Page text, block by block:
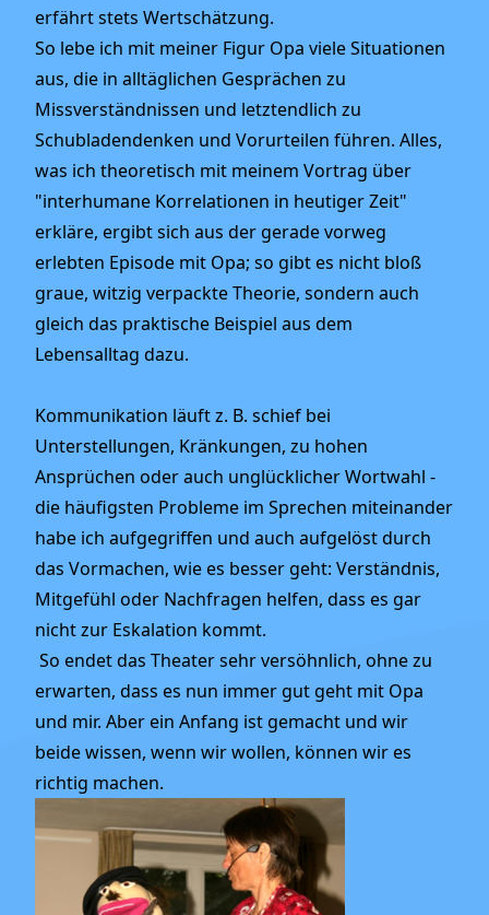
erfährt stets Wertschätzung.
So lebe ich mit meiner Figur Opa viele Situationen
aus, die in alltäglichen Gesprächen zu
Missverständnissen und letztendlich zu
Schubladendenken und Vorurteilen führen. Alles,
was ich theoretisch mit meinem Vortrag über
"interhumane Korrelationen in heutiger Zeit"
erkläre, ergibt sich aus der gerade vorweg
erlebten Episode mit Opa; so gibt es nicht bloß
graue, witzig verpackte Theorie, sondern auch
gleich das praktische Beispiel aus dem
Lebensalltag dazu.
Kommunikation läuft z. B. schief bei
Unterstellungen, Kränkungen, zu hohen
Ansprüchen oder auch unglücklicher Wortwahl -
die häufigsten Probleme im Sprechen miteinander
habe ich aufgegriffen und auch aufgelöst durch
das Vormachen, wie es besser geht: Verständnis,
Mitgefühl oder Nachfragen helfen, dass es gar
nicht zur Eskalation kommt.
So endet das Theater sehr versöhnlich, ohne zu
erwarten, dass es nun immer gut geht mit Opa
und mir. Aber ein Anfang ist gemacht und wir
beide wissen, wenn wir wollen, können wir es
richtig machen.